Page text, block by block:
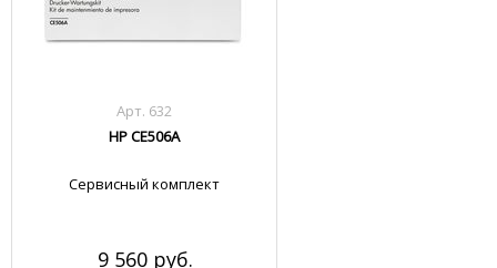
Арт. 632
HP CE506A
Сервисный комплект
9 560 руб.